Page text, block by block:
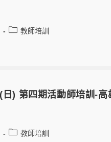
教師培訓
) 第四期活動師培訓-高
教師培訓